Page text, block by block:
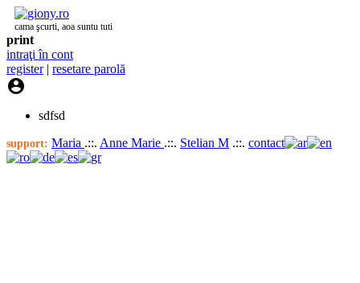
cama şcurti, aoa suntu tuti
print
intraţi în cont
register| resetare parolă

sdfsd
support: Maria .::. Anne Marie .::. Stelian M .::. contact